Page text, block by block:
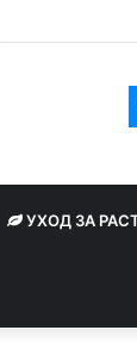
УХОД ЗА